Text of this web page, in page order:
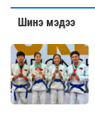
Шинэ мэдээ